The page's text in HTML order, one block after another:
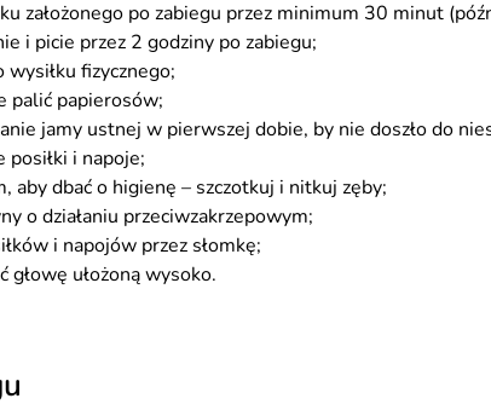
założonego po zabiegu przez minimum 30 minut
i picie przez 2 godziny po zabiegu;
fizycznego;
palić papierosów;
jamy ustnej w pierwszej dobie, by nie doszło do
posiłki i napoje;
aby dbać o higienę – szczotkuj i nitkuj zęby;
o działaniu przeciwzakrzepowym;
i napojów przez słomkę;
głowę ułożoną wysoko.